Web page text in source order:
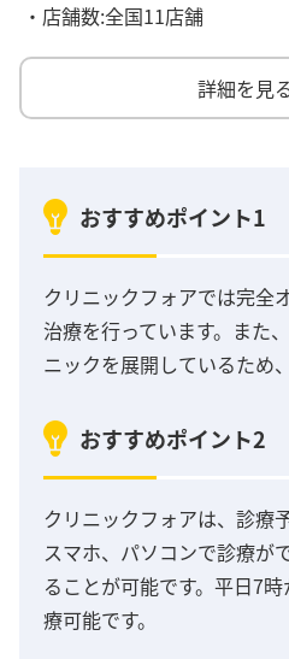
・店舗数:全国11店舗
詳細を見
おすすめポイント1
クリニックフォアでは完全
治療を行っています。また
ニックを展開しているため
おすすめポイント2
クリニックフォアは、診療
スマホ、パソコンで診療が
ることが可能です。平日7
療可能です。